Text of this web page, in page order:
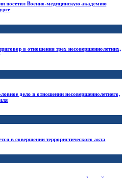
посетил Военно-медицинскую академию
в отношении трех несовершеннолетних,
дело в отношении несовершеннолетнего,
в совершении террористического акта